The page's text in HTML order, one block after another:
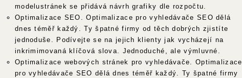
modelustránek se přidává návrh grafiky dle rozpočtu.
Optimalizace SEO. Optimalizace pro vyhledávače SEO dělá
dnes téměř každý. Ty špatné firmy od těch dobrých zjistíte
jednoduše. Podívejte se na jejich klienty jak vycházejí na
inkrimimovaná klíčová slova. Jednoduché, ale výmluvné.
Optimalizace webových stránek pro vyhledávače. Optimalizace
pro vyhledávače SEO dělá dnes téměř každý. Ty špatné firmy